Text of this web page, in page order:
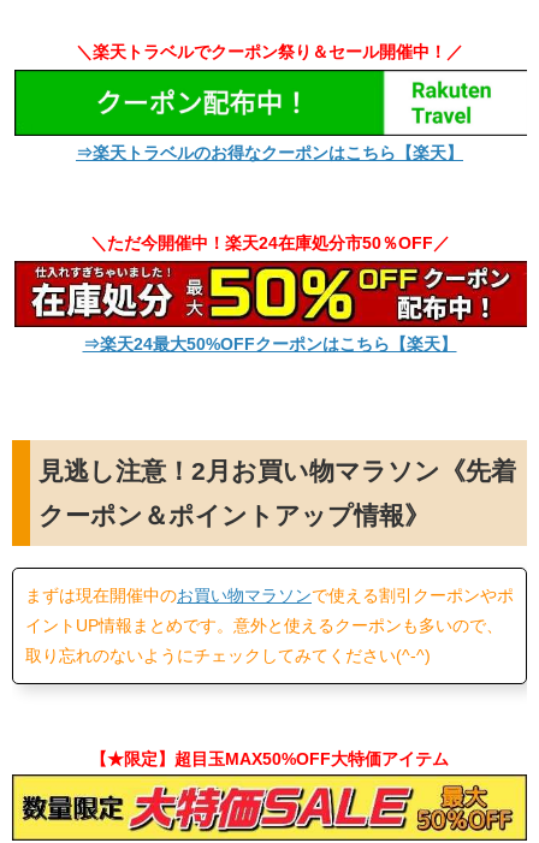
＼楽天トラベルでクーポン祭り＆セール開催中！／
⇒楽天トラベルのお得なクーポンはこちら【楽天】
＼ただ今開催中！楽天24在庫処分市50％OFF／
⇒楽天24最大50%OFFクーポンはこちら【楽天】
見逃し注意！2月お買い物マラソン《先着
クーポン＆ポイントアップ情報》
まずは現在開催中のお買い物マラソンで使える割引クーポンやポ
イントUP情報まとめです。意外と使えるクーポンも多いので、
取り忘れのないようにチェックしてみてください(^-^)
【★限定】超目玉MAX50%OFF大特価アイテム